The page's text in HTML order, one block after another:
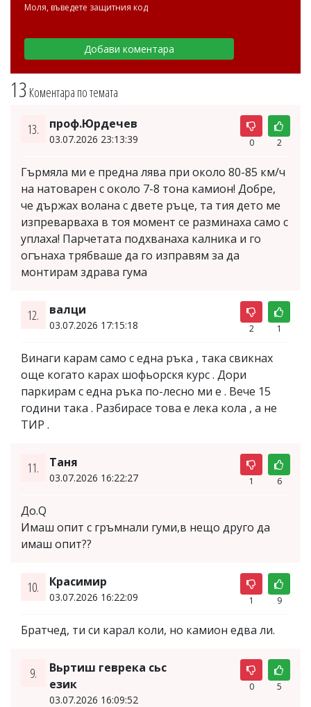
13 Коментара по темата
13. проф.Юрдечев
03.07.2026 23:13:39 0 2
Гърмяла ми е предна лява при около 80-85 км/ч
на натоварен с около 7-8 тона камион! Добре,
че държах волана с двете ръце, та тия дето ме
изпреварваха в тоя момент се разминаха само с
уплаха! Парчетата подхванаха калника и го
огънаха трябваше да го изправям за да
монтирам здрава гума
12. валци
03.07.2026 17:15:18 2 1
Винаги карам само с една ръка , така свикнах
още когато карах шофьорскя курс . Дори
паркирам с една ръка по-лесно ми е . Вече 15
години така . Разбирасе това е лека кола , а не
ТИР .
11. Таня
03.07.2026 16:22:27 1 6
До.Q
Имаш опит с гръмнали гуми,в нещо друго да
имаш опит??
10. Красимир
03.07.2026 16:22:09 1 9
Братчед, ти си карал коли, но камион едва ли.
9.
Вьртиш геврека сьс
език
03.07.2026 16:09:52
0 5
Моля, въведете защитния код